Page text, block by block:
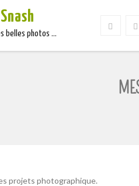
belles photos …
projets photographique.